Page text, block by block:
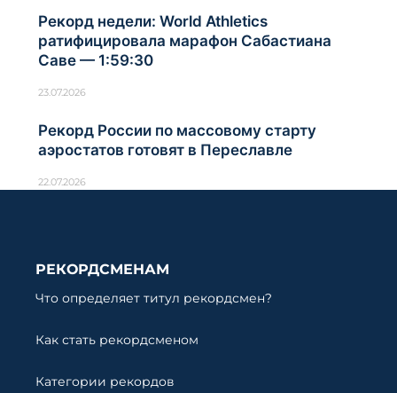
Рекорд недели: World Athletics
ратифицировала марафон Сабастиана
Саве — 1:59:30
23.07.2026
Рекорд России по массовому старту
аэростатов готовят в Переславле
22.07.2026
РЕКОРДСМЕНАМ
Что определяет титул рекордсмен?
Как стать рекордсменом
Категории рекордов